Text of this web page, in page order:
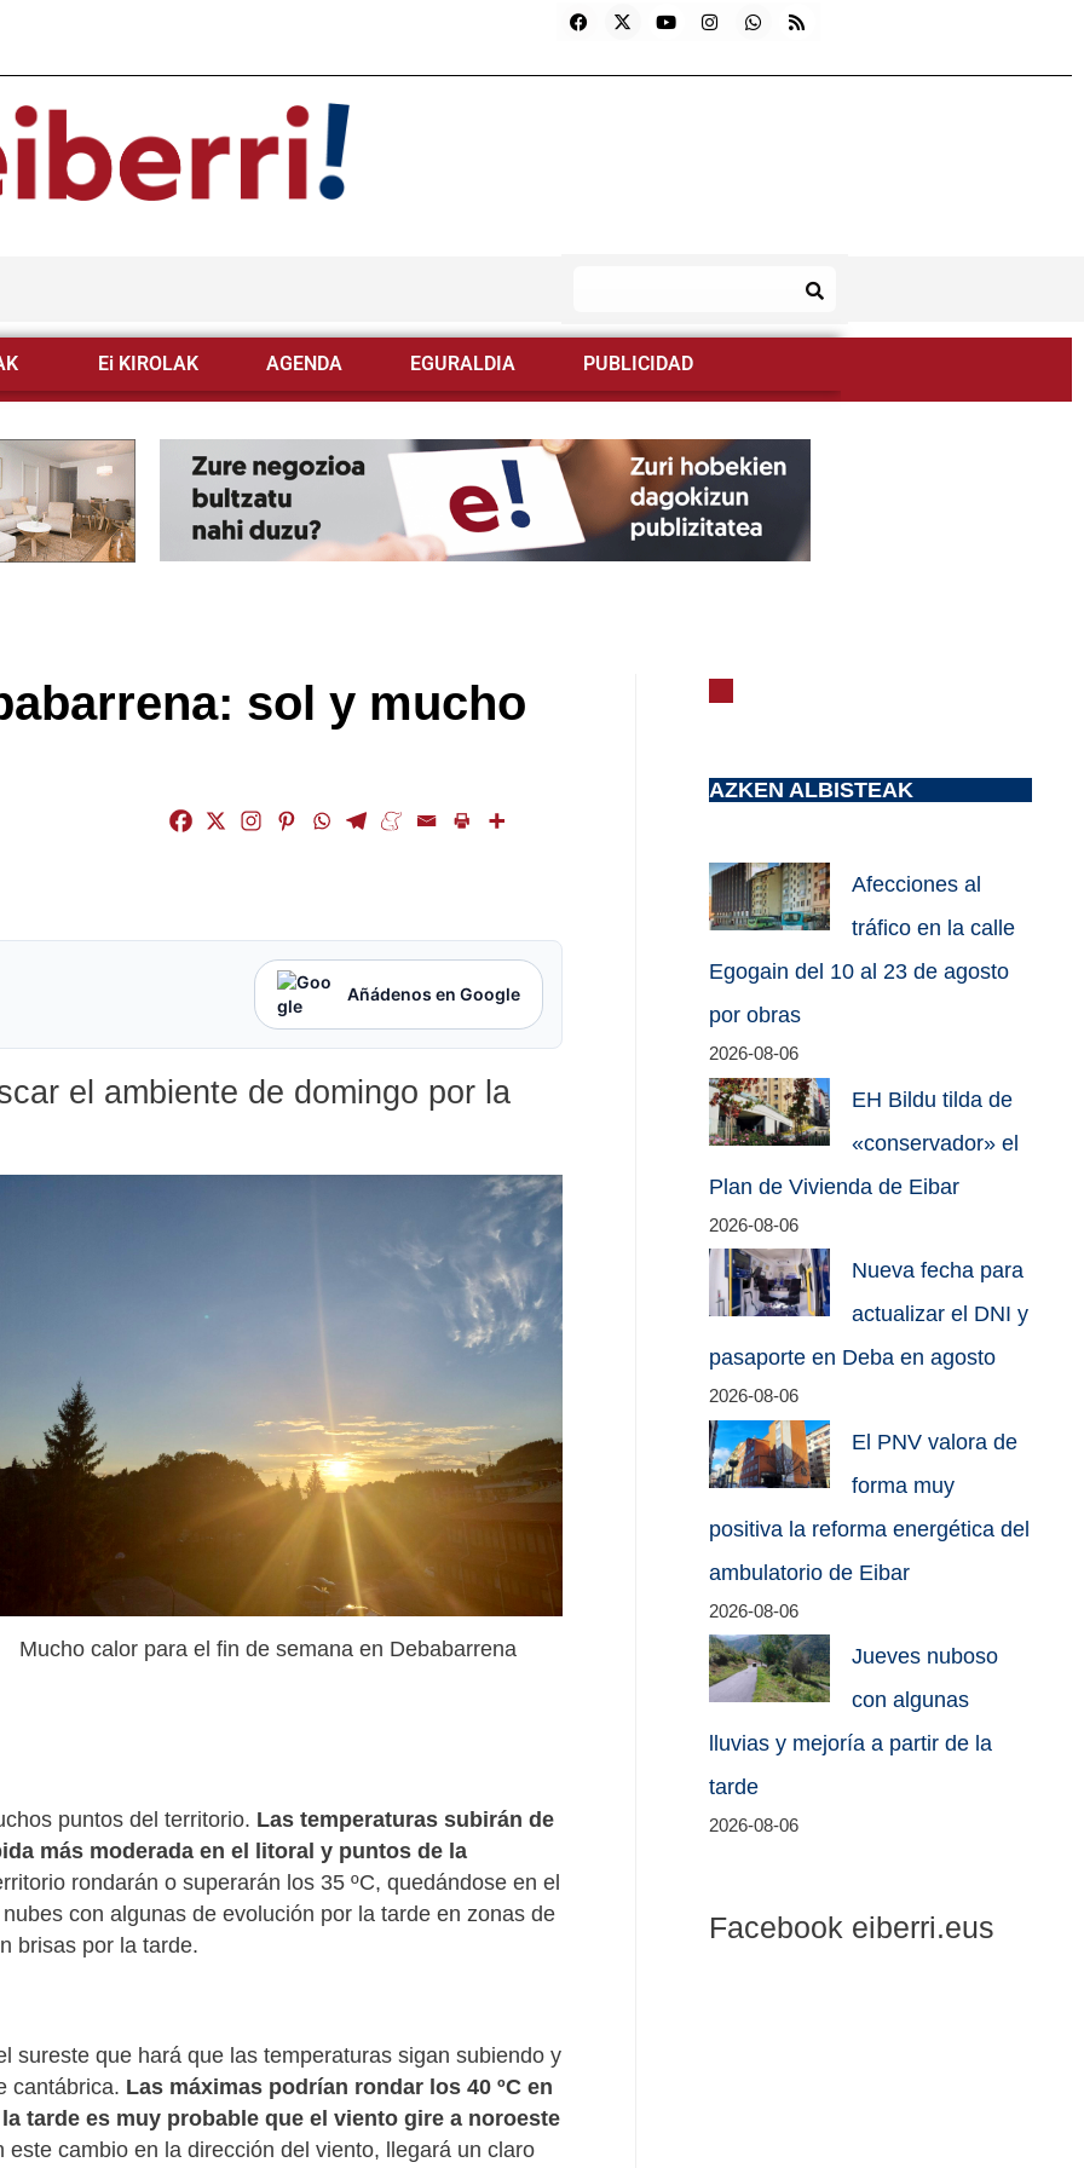
Ei KIROLAK AGENDA EGURALDIA PUBLICIDAD
sol y mucho
Añádenos en Google
el ambiente de domingo por la
Mucho calor para el fin de semana en Debabarrena
puntos del territorio. Las temperaturas subirán de
más moderada en el litoral y puntos de la
rondarán o superarán los 35 ºC, quedándose en el
con algunas de evolución por la tarde en zonas de
brisas por la tarde.
sureste que hará que las temperaturas sigan subiendo y
cantábrica. Las máximas podrían rondar los 40 ºC en
tarde es muy probable que el viento gire a noroeste
cambio en la dirección del viento, llegará un claro
AZKEN ALBISTEAK
Afecciones al
tráfico en la calle
Egogain del 10 al 23 de agosto
por obras
2026-08-06
EH Bildu tilda de
«conservador» el
Plan de Vivienda de Eibar
2026-08-06
Nueva fecha para
actualizar el DNI y
pasaporte en Deba en agosto
2026-08-06
El PNV valora de
forma muy
positiva la reforma energética del
ambulatorio de Eibar
2026-08-06
Jueves nuboso
con algunas
lluvias y mejoría a partir de la
tarde
2026-08-06
Facebook eiberri.eus